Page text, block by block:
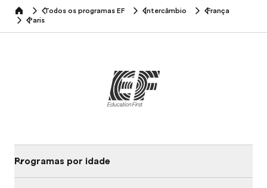
home Todos os programas EF Intercâmbio
França
Paris
Programas por idade